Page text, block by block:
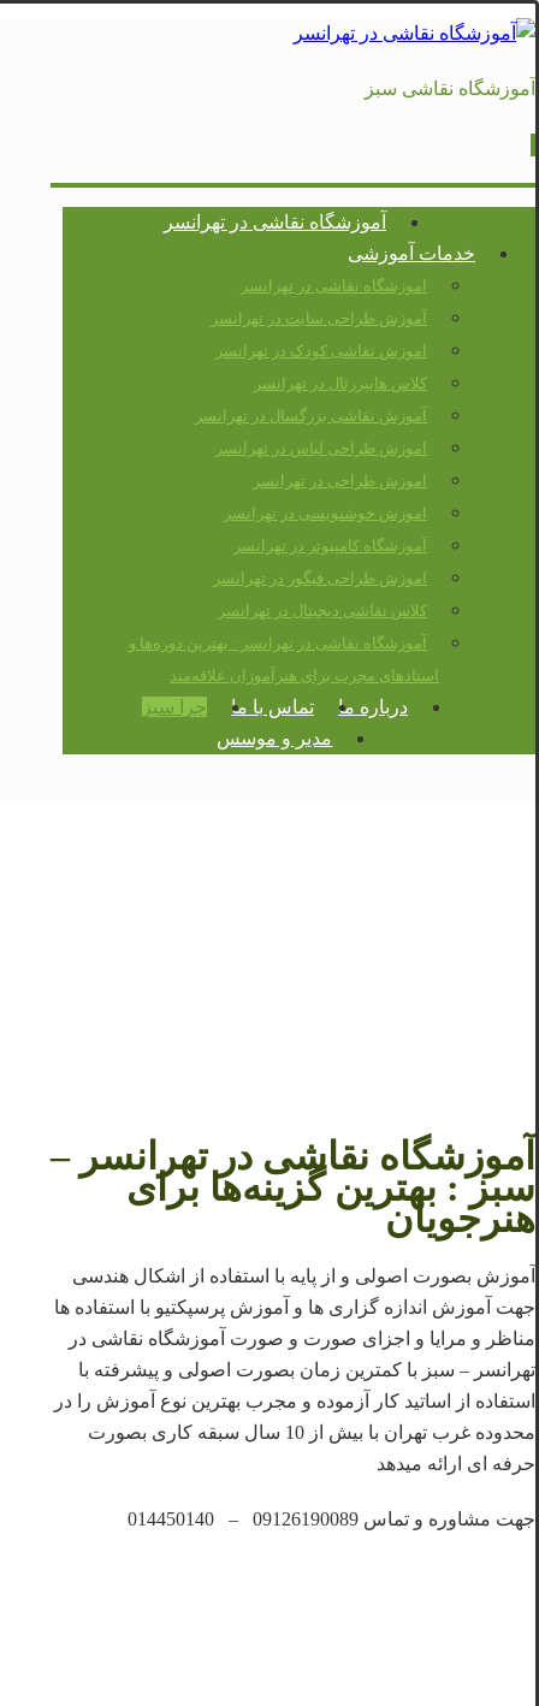
آموزشگاه نقاشی سبز
آموزشگاه نقاشی در تهرانسر
خدمات آموزشی
اموزشگاه نقاشی در تهرانسر
آموزش طراحی سایت در تهرانسر
اموزش نقاشی کودک در تهرانسر
کلاس هایپررئال در تهرانسر
آموزش نقاشی بزرگسال در تهرانسر
اموزش طراحی لباس در تهرانسر
اموزش طراحی در تهرانسر
اموزش خوشنویسی در تهرانسر
آموزشگاه کامپیوتر در تهرانسر
اموزش طراحی فیگور در تهرانسر
کلاس نقاشی دیجیتال در تهرانسر
آموزشگاه نقاشی در تهرانسر : بهترین دوره‌ها و
استادهای مجرب برای هنرآموزان علاقه‌مند
درباره ما تماس با ما
چرا سبز
مدیر و موسس
آموزشگاه نقاشی در تهرانسر –
سبز : بهترین گزینه‌ها برای
هنرجویان
آموزش بصورت اصولی و از پایه با استفاده از اشکال هندسی
جهت آموزش اندازه گزاری ها و آموزش پرسپکتیو با استفاده ها
مناظر و مرایا و اجزای صورت و صورت آموزشگاه نقاشی در
تهرانسر – سبز با کمترین زمان بصورت اصولی و پیشرفته با
استفاده از اساتید کار آزموده و مجرب بهترین نوع آموزش را در
محدوده غرب تهران با بیش از 10 سال سبقه کاری بصورت
حرفه ای ارائه میدهد
جهت مشاوره و تماس 09126190089 – 014450140